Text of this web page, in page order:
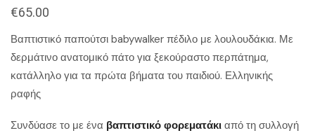
€65.00
Βαπτιστικό παπούτσι babywalker πέδιλο με λουλουδάκια. Με
δερμάτινο ανατομικό πάτο για ξεκούραστο περπάτημα,
κατάλληλο για τα πρώτα βήματα του παιδιού. Ελληνικής
ραφής
Συνδύασε το με ένα βαπτιστικό φορεματάκι από τη συλλογή